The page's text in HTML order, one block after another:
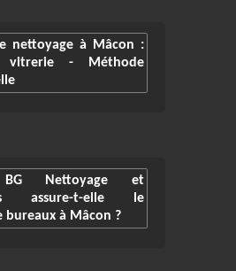
nettoyage à Mâcon :
vitrerie - Méthode
BG Nettoyage et
assure-t-elle le
bureaux à Mâcon ?